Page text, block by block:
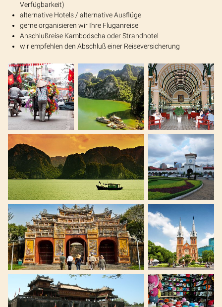
Verfügbarkeit)
alternative Hotels / alternative Ausflüge
gerne organisieren wir Ihre Fluganreise
Anschlußreise Kambodscha oder Strandhotel
wir empfehlen den Abschluß einer Reiseversicherung